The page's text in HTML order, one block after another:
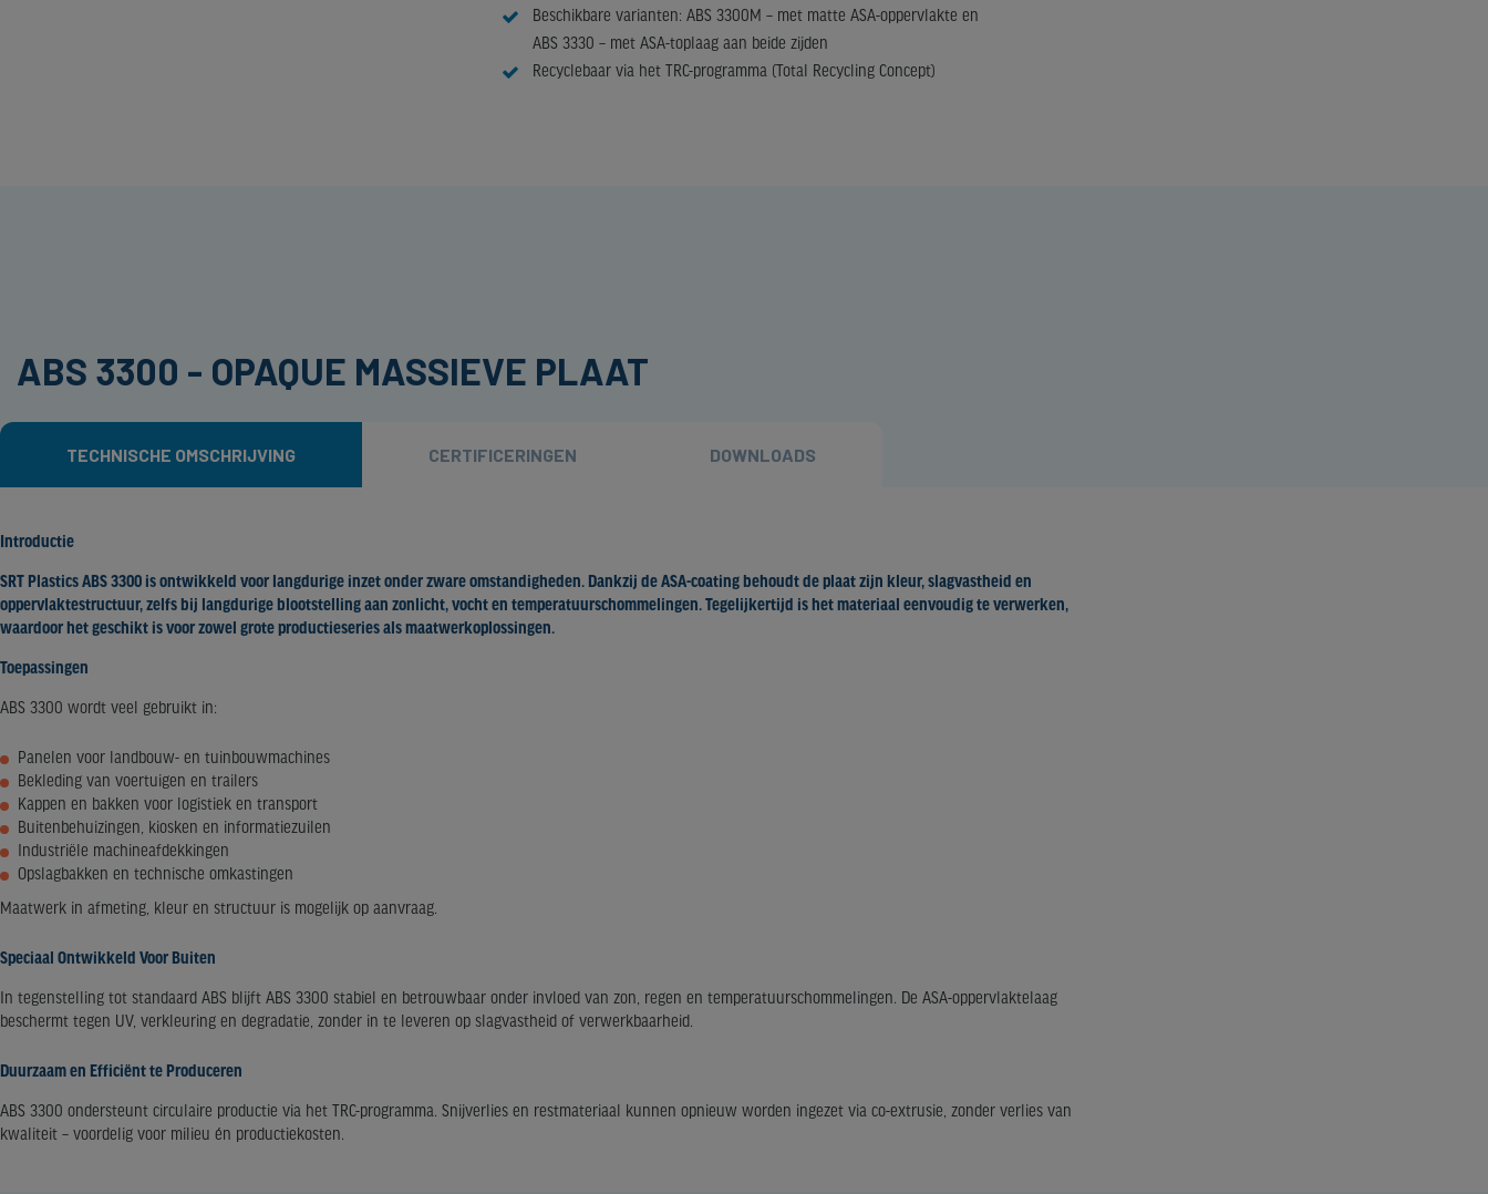
Beschikbare varianten: ABS 3300M – met matte ASA-oppervlakte en
ABS 3330 – met ASA-toplaag aan beide zijden
Recyclebaar via het TRC-programma (Total Recycling Concept)
ABS 3300 - OPAQUE MASSIEVE PLAAT
TECHNISCHE OMSCHRIJVING CERTIFICERINGEN DOWNLOADS
Introductie
SRT Plastics ABS 3300 is ontwikkeld voor langdurige inzet onder zware omstandigheden. Dankzij de ASA-coating behoudt de plaat zijn kleur, slagvastheid en
oppervlaktestructuur, zelfs bij langdurige blootstelling aan zonlicht, vocht en temperatuurschommelingen. Tegelijkertijd is het materiaal eenvoudig te verwerken,
waardoor het geschikt is voor zowel grote productieseries als maatwerkoplossingen.
Toepassingen
ABS 3300 wordt veel gebruikt in:
Panelen voor landbouw- en tuinbouwmachines
Bekleding van voertuigen en trailers
Kappen en bakken voor logistiek en transport
Buitenbehuizingen, kiosken en informatiezuilen
Industriële machineafdekkingen
Opslagbakken en technische omkastingen
Maatwerk in afmeting, kleur en structuur is mogelijk op aanvraag.
Speciaal Ontwikkeld Voor Buiten
In tegenstelling tot standaard ABS blijft ABS 3300 stabiel en betrouwbaar onder invloed van zon, regen en temperatuurschommelingen. De ASA-oppervlaktelaag
beschermt tegen UV, verkleuring en degradatie, zonder in te leveren op slagvastheid of verwerkbaarheid.
Duurzaam en Efficiënt te Produceren
ABS 3300 ondersteunt circulaire productie via het TRC-programma. Snijverlies en restmateriaal kunnen opnieuw worden ingezet via co-extrusie, zonder verlies van
kwaliteit – voordelig voor milieu én productiekosten.